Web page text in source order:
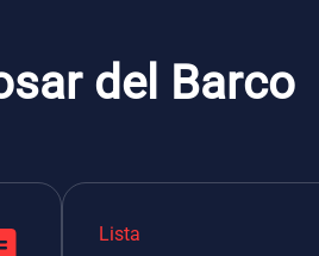
del Barco
Lista